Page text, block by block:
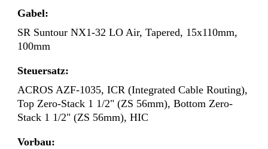
Gabel:
SR Suntour NX1-32 LO Air, Tapered, 15x110mm,
100mm
Steuersatz:
ACROS AZF-1035, ICR (Integrated Cable Routing),
Top Zero-Stack 1 1/2" (ZS 56mm), Bottom Zero-
Stack 1 1/2" (ZS 56mm), HIC
Vorbau: